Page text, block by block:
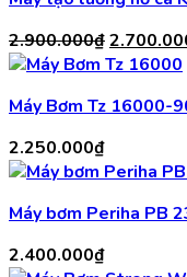
2.900.000₫Giá
gốc
Máy Bơm Tz 16000-
2.250.000₫
Máy bơm Periha PB
2.400.000₫